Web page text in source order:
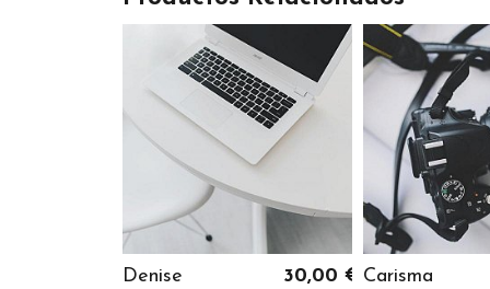
Denise 30,00 € Carisma